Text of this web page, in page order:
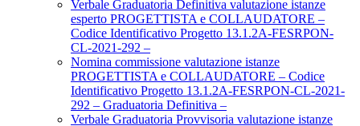
Verbale Graduatoria Definitiva valutazione istanze
esperto PROGETTISTA e COLLAUDATORE –
Codice Identificativo Progetto 13.1.2A-FESRPON-
CL-2021-292 –
Nomina commissione valutazione istanze
PROGETTISTA e COLLAUDATORE – Codice
Identificativo Progetto 13.1.2A-FESRPON-CL-2021-
292 – Graduatoria Definitiva –
Verbale Graduatoria Provvisoria valutazione istanze